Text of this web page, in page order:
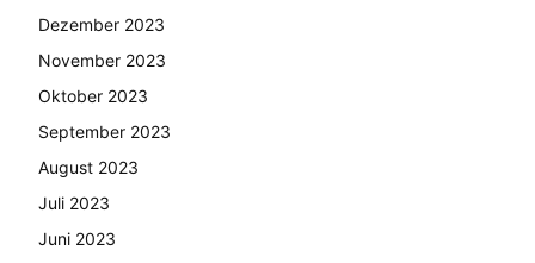
Dezember 2023
November 2023
Oktober 2023
September 2023
August 2023
Juli 2023
Juni 2023